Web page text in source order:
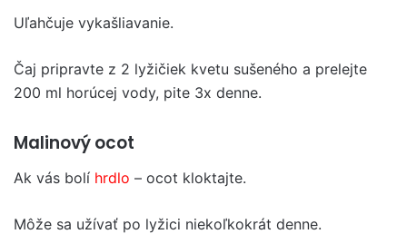
Uľahčuje vykašliavanie.
Čaj pripravte z 2 lyžičiek kvetu sušeného a prelejte
200 ml horúcej vody, pite 3x denne.
Malinový ocot
Ak vás bolí hrdlo – ocot kloktajte.
Môže sa užívať po lyžici niekoľkokrát denne.